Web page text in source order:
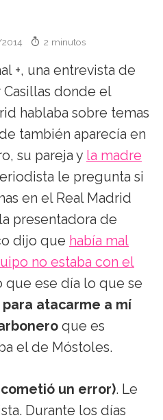
2 minutos
+, una entrevista de
Casillas donde el
hablaba sobre temas
también aparecía en
su pareja y la madre
le pregunta si
en el Real Madrid
presentadora de
dijo que había mal
no estaba con el
que ese día lo que se
para atacarme a mí
que es
el de Móstoles.
un error). Le
Durante los días